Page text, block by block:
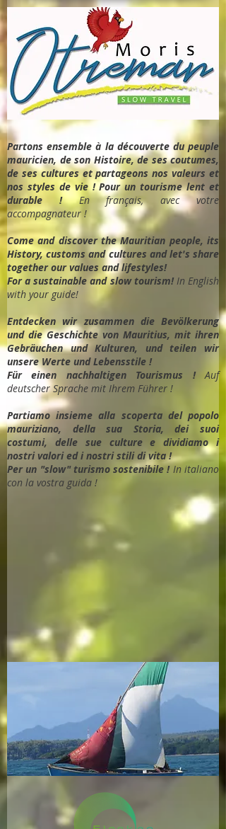
Partons ensemble à la découverte du peuple
mauricien, de son Histoire, de ses coutumes,
de ses cultures et partageons nos valeurs et
nos styles de vie ! Pour un tourisme lent et
durable !En français, avec votre
accompagnateur !
Come and discover the Mauritian people, its
History, customs and cultures and let's share
together our values and lifestyles!
For a sustainable and slow tourism! In English
with your guide!
Entdecken wir zusammen die Bevölkerung
und die Geschichte von Mauritius, mit ihren
Gebräuchen und Kulturen, und teilen wir
unsere Werte und Lebensstile !
Für einen nachhaltigen Tourismus !Auf
deutscher Sprache mit Ihrem Führer !
Partiamo insieme alla scoperta del popolo
mauriziano, della sua Storia, dei suoi
costumi, delle sue culture e dividiamo i
nostri valori ed i nostri stili di vita !
Per un "slow" turismo sostenibile !In italiano
con la vostra guida !